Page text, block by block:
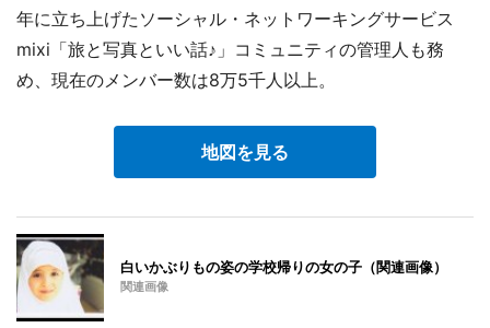
年に立ち上げたソーシャル・ネットワーキングサービス
mixi「旅と写真といい話♪」コミュニティの管理人も務
め、現在のメンバー数は8万5千人以上。
地図を見る
白いかぶりもの姿の学校帰りの女の子（関連画像）
関連画像